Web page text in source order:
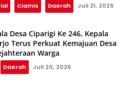
Ciamis Daerah Juli 21, 2026
Desa Ciparigi Ke 246, Kepala
Terus Perkuat Kemajuan Desa
Warga
Daerah Juli 20, 2026